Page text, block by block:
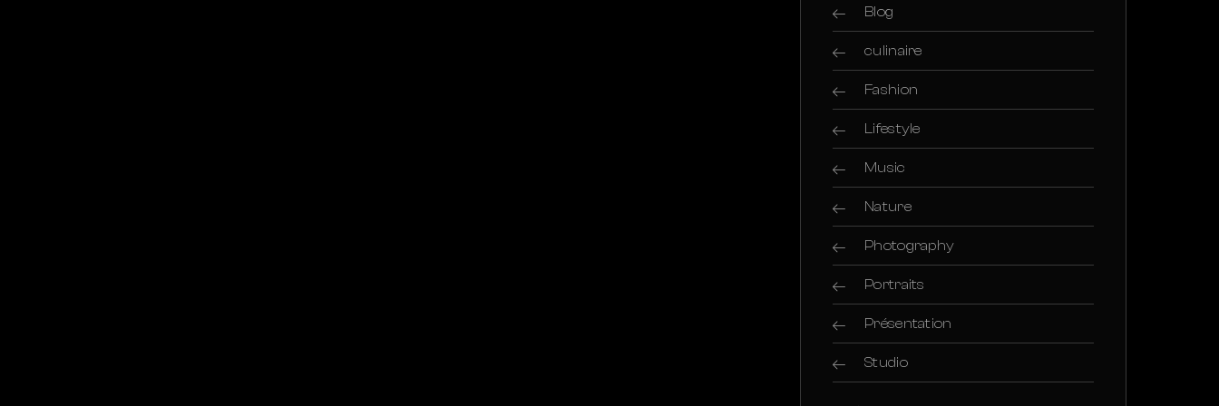
Blog
culinaire
Fashion
Lifestyle
Music
Nature
Photography
Portraits
Présentation
Studio